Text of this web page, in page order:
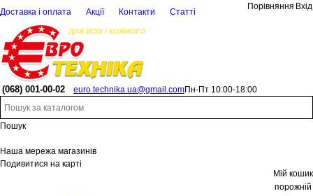
Доставка і оплата Акції Контакти Статті
Порівняння Вхід
(068) 001-00-02 euro.technika.ua@gmail.comПн-Пт 10:00-18:00
Пошук
Наша мережа магазинів
Подивитися на карті
Мій кошик
порожній